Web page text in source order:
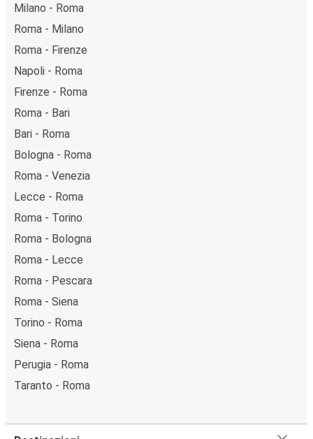
Milano - Roma
Roma - Milano
Roma - Firenze
Napoli - Roma
Firenze - Roma
Roma - Bari
Bari - Roma
Bologna - Roma
Roma - Venezia
Lecce - Roma
Roma - Torino
Roma - Bologna
Roma - Lecce
Roma - Pescara
Roma - Siena
Torino - Roma
Siena - Roma
Perugia - Roma
Taranto - Roma